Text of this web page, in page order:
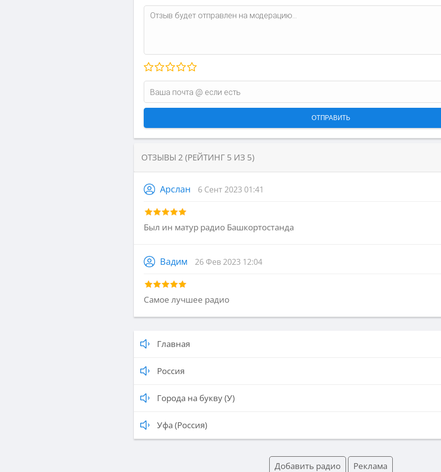
ОТЗЫВЫ 2 (РЕЙТИНГ 5 ИЗ 5)
Арслан 6 Сент 2023 01:41
Был ин матур радио Башкортостанда
Вадим 26 Фев 2023 12:04
Самое лучшее радио
Главная
Россия
Города на букву (У)
Уфа (Россия)
Добавить радио Реклама